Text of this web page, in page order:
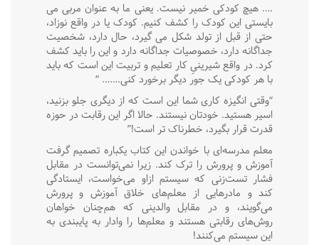
…. هیچ کودکی خمیر نیست. یعنی ما به عنوان مربی می
بایستی این کودک را کشف کنیم. کودک یا در واقع نوزاد،
حتی از قبل از تولد شکل می گیرد، حال دارد، شخصیت
جداگانه دارد، خصوصیات جداگانه دارد و این را باید کشف
کرد. در واقع شیرینیِ کار تعلیم و تربیت این است که باید
با هر کودکی یک جور دیگر برخورد کنی……. “
“وقتی انگیزه کاری شما این است که از دیگری جلو بزنید،
اسیر هستید. خودتان نیستند. حالا اگر این رقابت در حوزه
قدرت قرار بگیرد، خطرناک تر است!”
معلم مدرسه‌ای با خواندن این کتاب یکباره تصمیم گرفت
آموزش و پرورش را ترک کند. زیرا نمی‌توانست در مقابل
فشار تست‌زنی که سیستم ازاو می‌خواست، ایستادگی
کند و مادرهایی از معلم‌های خلاق آموزش و پرورش
می‌گویند، و در مقابل والدینی که هم‌چنان خواهان
روش‌های رقابتی هستند و معلم‌ها را وادار به پایبندی به
این سیستم می‌کنند!